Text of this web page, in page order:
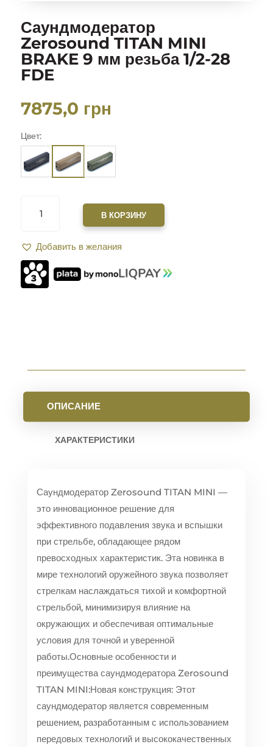
Саундмодератор
Zerosound TITAN MINI
BRAKE 9 мм резьба 1/2-28
FDE
7875,0 грн
Цвет:
ТОВАРА
САУНДМОДЕРАТОР
TITAN
MINI
BRAKE
9
В КОРЗИНУ
Добавить в желания
ОПИСАНИЕ
ХАРАКТЕРИСТИКИ
Саундмодератор Zerosound TITAN MINI —
это инновационное решение для
эффективного подавления звука и вспышки
при стрельбе, обладающее рядом
превосходных характеристик. Эта новинка в
мире технологий оружейного звука позволяет
стрелкам наслаждаться тихой и комфортной
стрельбой, минимизируя влияние на
окружающих и обеспечивая оптимальные
условия для точной и уверенной
работы.Основные особенности и
преимущества саундмодератора Zerosound
TITAN MINI:Новая конструкция: Этот
саундмодератор является современным
решением, разработанным с использованием
передовых технологий и высококачественных